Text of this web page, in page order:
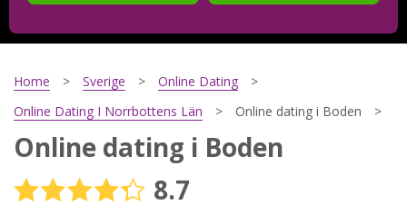
Steg2
Steg3
Din mailadress?
Home Sverige
Online Dating
Online Dating I Norrbottens Län
Online dating i Boden
Online dating i Boden
8.7